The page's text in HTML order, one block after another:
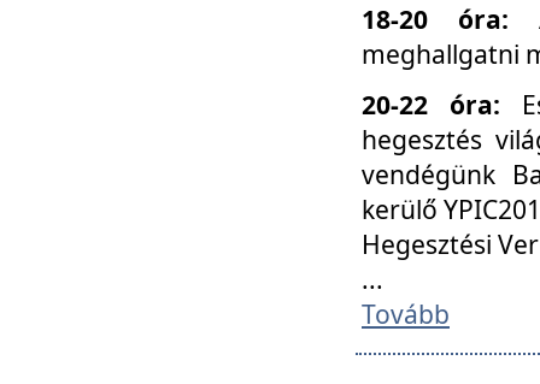
18-20 óra:
meghallgatni
20-22 óra:
hegesztés
vendégünk
kerülő
Hegesztési
...
Tovább